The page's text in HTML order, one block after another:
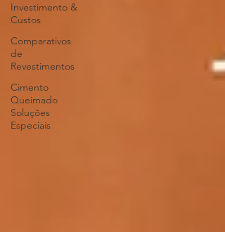
Investimento &
Custos
Comparativos
de
Revestimentos
Cimento
Queimado
Soluções
Especiais